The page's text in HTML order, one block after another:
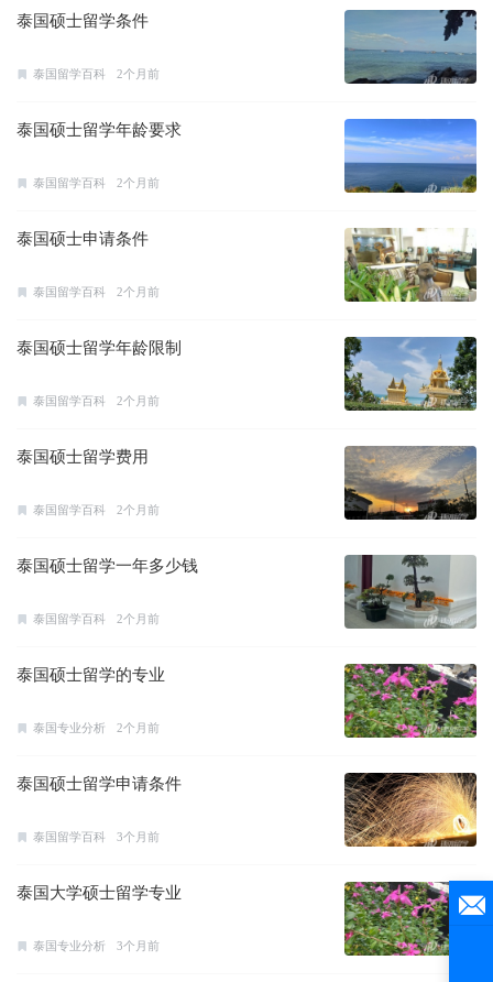
泰国硕士留学条件
泰国留学百科 2个月前
泰国硕士留学年龄要求
泰国留学百科 2个月前
泰国硕士申请条件
泰国留学百科 2个月前
泰国硕士留学年龄限制
泰国留学百科 2个月前
泰国硕士留学费用
泰国留学百科 2个月前
泰国硕士留学一年多少钱
泰国留学百科 2个月前
泰国硕士留学的专业
泰国专业分析 2个月前
泰国硕士留学申请条件
泰国留学百科 3个月前
泰国大学硕士留学专业
泰国专业分析 3个月前